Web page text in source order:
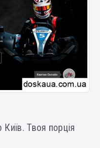
Твоя порція